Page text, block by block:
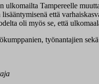
ulkomailta Tampereelle
että
oli myös se, että
työnantajien